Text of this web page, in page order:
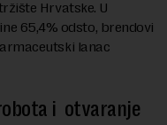
Hrvatske. U
65,4% odsto, brendovi
lanac
i otvaranje